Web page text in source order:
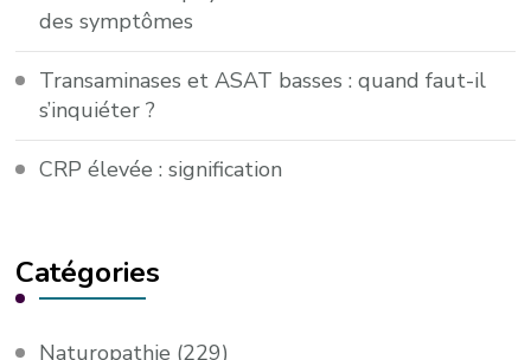
des symptômes
Transaminases et ASAT basses : quand faut-il
s’inquiéter ?
CRP élevée : signification
Catégories
Naturopathie (229)